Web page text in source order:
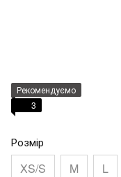
Рекомендуємо
3
Розмір
XS/S M L